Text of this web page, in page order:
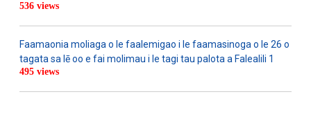
536 views
Faamaonia moliaga o le faalemigao i le faamasinoga o le 26 o
tagata sa lē oo e fai molimau i le tagi tau palota a Falealili 1
495 views